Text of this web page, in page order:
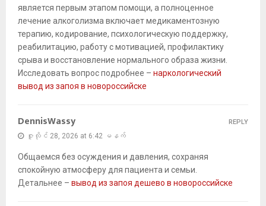
является первым этапом помощи, а полноценное
лечение алкоголизма включает медикаментозную
терапию, кодирование, психологическую поддержку,
реабилитацию, работу с мотивацией, профилактику
срыва и восстановление нормального образа жизни.
Исследовать вопрос подробнее – наркологический
вывод из запоя в новороссийске
DennisWassy
ဇူလိုင် 28, 2026 at 6:42 မနက်
Общаемся без осуждения и давления, сохраняя
спокойную атмосферу для пациента и семьи.
Детальнее – вывод из запоя дешево в новороссийске
REPLY